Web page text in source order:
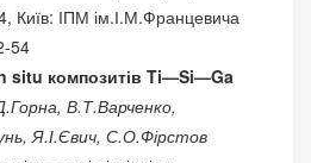
Київ: ІПМ ім.І.М.Францевича
54
situ композитів Ti—Si—Ga
В.Т.Варченко,
Я.І.Євич, С.О.Фірстов